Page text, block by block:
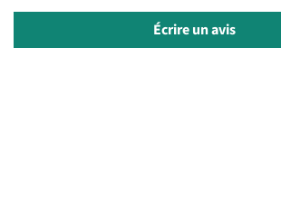
Écrire un avis